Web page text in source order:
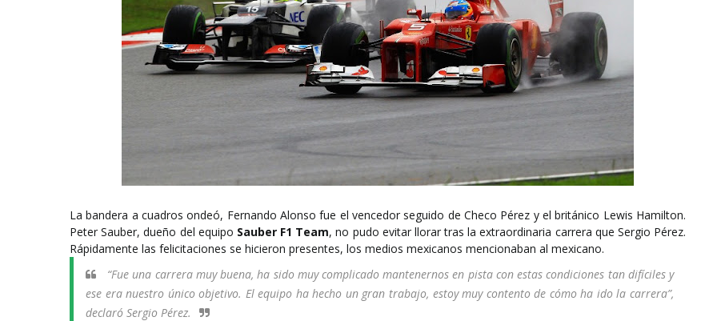
La bandera a cuadros ondeó, Fernando Alonso fue el vencedor seguido de Checo Pérez y el británico Lewis Hamilton.
Peter Sauber, dueño del equipo Sauber F1 Team, no pudo evitar llorar tras la extraordinaria carrera que Sergio Pérez.
Rápidamente las felicitaciones se hicieron presentes, los medios mexicanos mencionaban al mexicano.
“Fue una carrera muy buena, ha sido muy complicado mantenernos en pista con estas condiciones tan difíciles y
ese era nuestro único objetivo. El equipo ha hecho un gran trabajo, estoy muy contento de cómo ha ido la carrera”,
declaró Sergio Pérez.